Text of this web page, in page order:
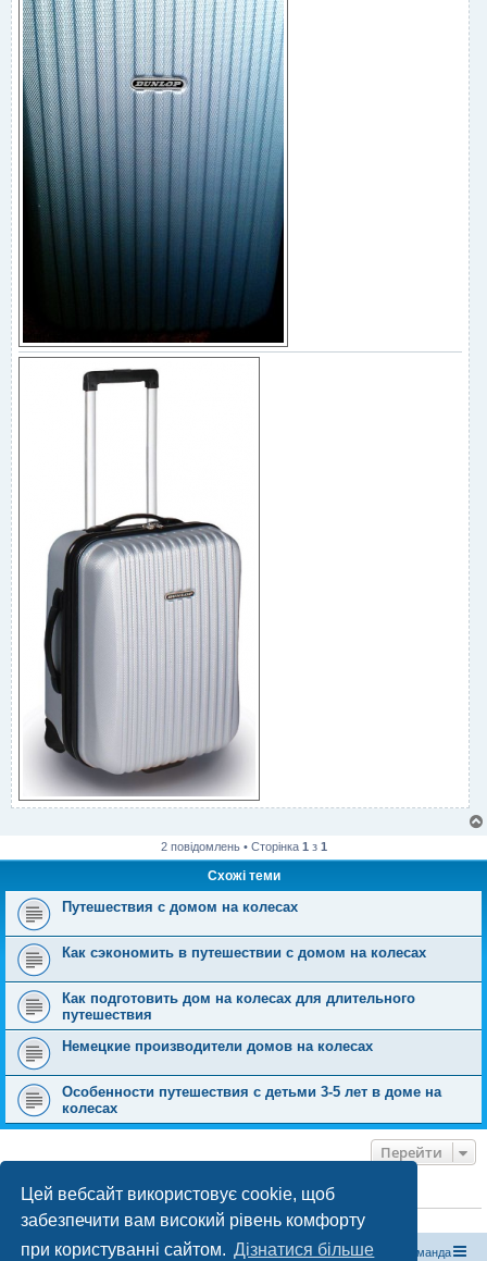
Цей вебсайт використовує cookie, щоб
забезпечити вам високий рівень комфорту
при користуванні сайтом. Дізнатися більше
2 повідомлень • Сторінка 1 з 1
Схожі теми
Путешествия с домом на колесах
Как сэкономить в путешествии с домом на колесах
Как подготовить дом на колесах для длительного
путешествия
Немецкие производители домов на колесах
Особенности путешествия с детьми 3-5 лет в доме на
колесах
Перейти
ХТО ЗАРАЗ ОНЛАЙН
Зараз переглядають цей форум:ClaudeBot [бот ШІ]і 0 гостей
Магазин спорядження Туристичний форум «Рюкзак» Команда